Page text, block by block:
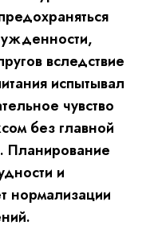
вследствие
испытывал
чувство
без главной
и
нормализации